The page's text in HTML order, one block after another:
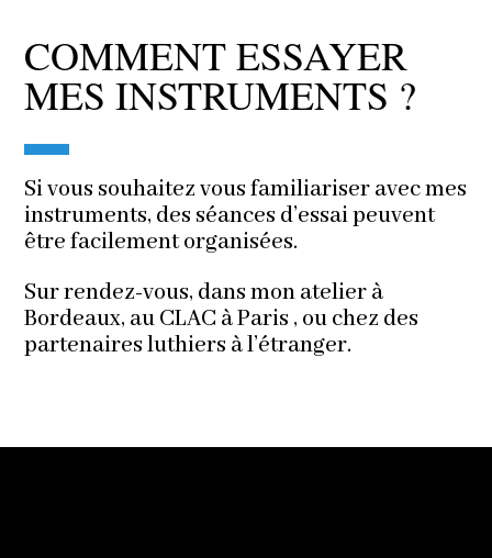
COMMENT ESSAYER
MES INSTRUMENTS ?
Si vous souhaitez vous familiariser avec mes
instruments, des séances d’essai peuvent
être facilement organisées.
Sur rendez-vous, dans mon atelier à
Bordeaux, au CLAC à Paris , ou chez des
partenaires luthiers à l’étranger.